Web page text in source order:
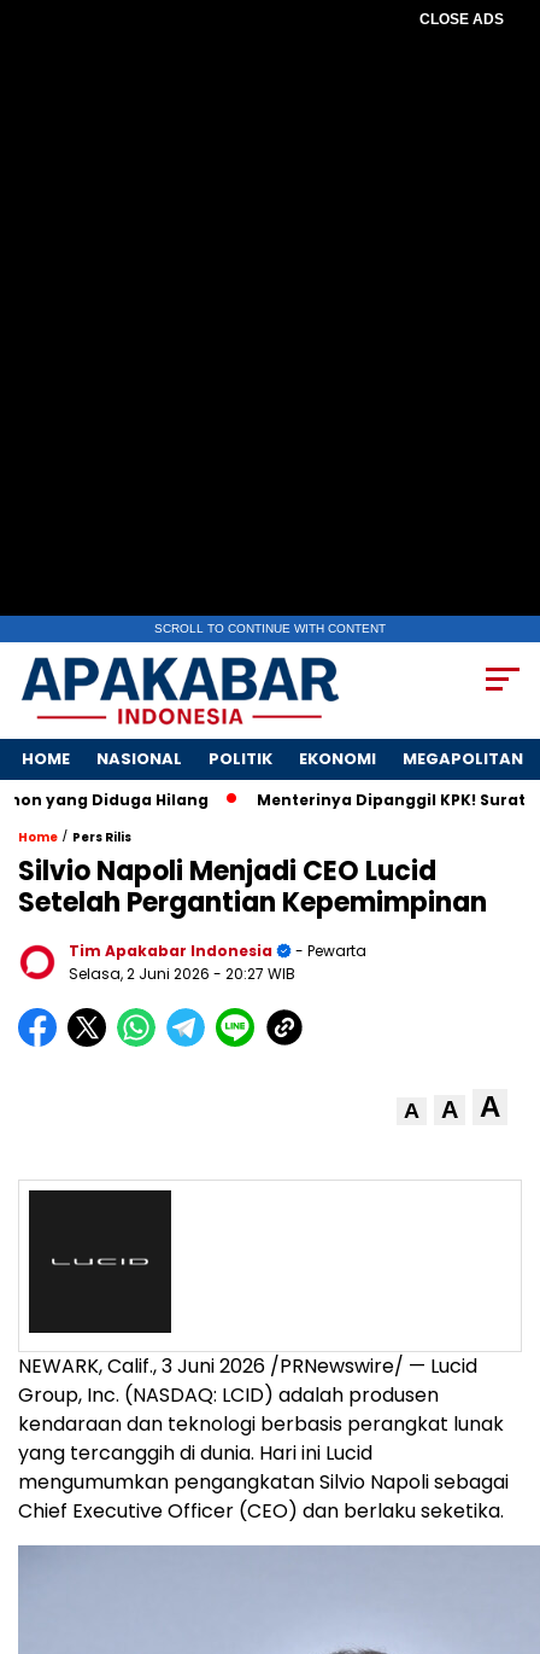
CLOSE ADS
SCROLL TO CONTINUE WITH CONTENT
HOME NASIONAL POLITIK EKONOMI MEGAPOLITAN
Diduga Hilang Menterinya Dipanggil KPK! Surat Istri
Home / Pers Rilis
Silvio Napoli Menjadi CEO Lucid
Setelah Pergantian Kepemimpinan
Tim Apakabar Indonesia
- Pewarta
Selasa, 2 Juni 2026 - 20:27 WIB
A A A
NEWARK, Calif.,3 Juni 2026 /PRNewswire/ — Lucid
Group, Inc. (NASDAQ: LCID) adalah produsen
kendaraan dan teknologi berbasis perangkat lunak
yang tercanggih di dunia. Hari ini Lucid
mengumumkan pengangkatan Silvio Napoli sebagai
Chief Executive Officer (CEO) dan berlaku seketika.